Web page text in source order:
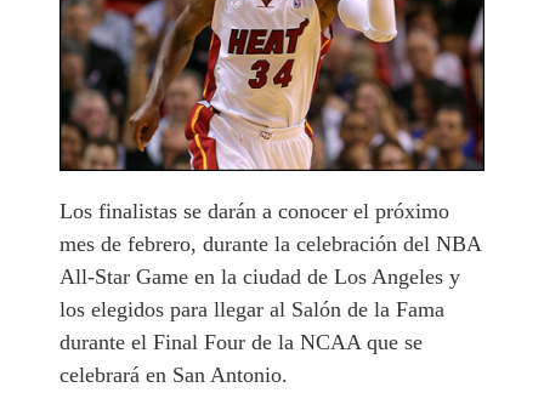
Los finalistas se darán a conocer el próximo
mes de febrero, durante la celebración del NBA
All-Star Game en la ciudad de Los Angeles y
los elegidos para llegar al Salón de la Fama
durante el Final Four de la NCAA que se
celebrará en San Antonio.